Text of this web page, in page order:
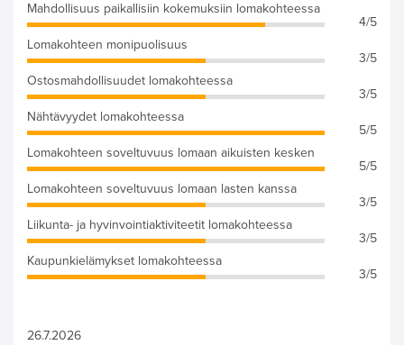
Mahdollisuus paikallisiin kokemuksiin lomakohteessa
4/5
Lomakohteen monipuolisuus
3/5
Ostosmahdollisuudet lomakohteessa
3/5
Nähtävyydet lomakohteessa
5/5
Lomakohteen soveltuvuus lomaan aikuisten kesken
5/5
Lomakohteen soveltuvuus lomaan lasten kanssa
3/5
Liikunta- ja hyvinvointiaktiviteetit lomakohteessa
3/5
Kaupunkielämykset lomakohteessa
3/5
26.7.2026